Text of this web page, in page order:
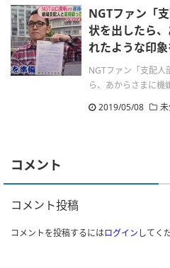
NGTファン「
状を出したら
れたような印象
NGTファン「支配人
ら、あからさまに機
2019/05/08
コメント
コメント投稿
コメントを投稿するにはログインしてく